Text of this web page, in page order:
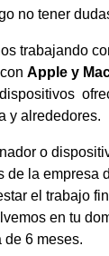
no tener
trabajando
Apple y
y alrededores.
o
de la empresa
el trabajo
en tu
de 6 meses.